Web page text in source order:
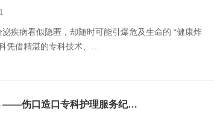
疾病看似隐匿，却随时可能引爆危及生命的 “健康炸
凭借精湛的专科技术、…
——伤口造口专科护理服务纪…